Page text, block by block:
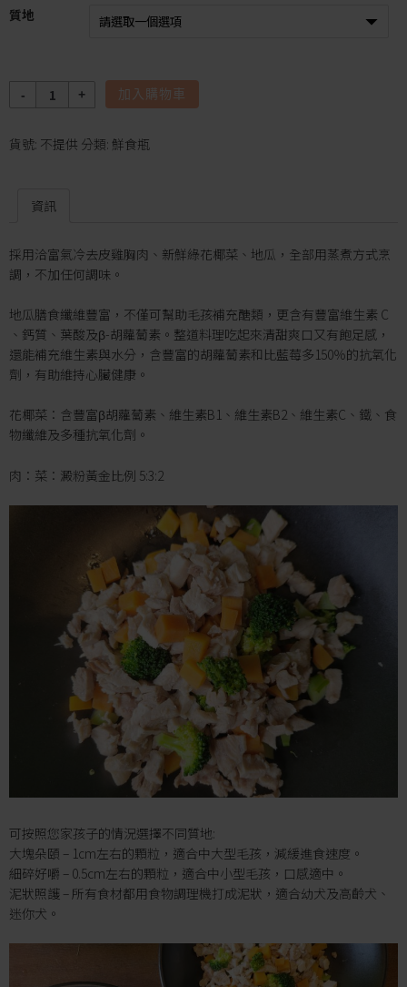
質地
加入購物車
貨號: 不提供 分類: 鮮食瓶
資訊
採用洽富氣冷去皮雞胸肉、新鮮綠花椰菜、地瓜，全部用蒸煮方式烹
調，不加任何調味。
地瓜膳食纖維豐富，不僅可幫助毛孩補充醣類，更含有豐富維生素 C
、鈣質、葉酸及β-胡蘿蔔素。整道料理吃起來清甜爽口又有飽足感，
還能補充維生素與水分，含豐富的胡蘿蔔素和比藍莓多150％的抗氧化
劑，有助維持心臟健康。
花椰菜：含豐富β胡蘿蔔素、維生素B1、維生素B2、維生素C、鐵、食
物纖維及多種抗氧化劑。
肉：菜：澱粉黃金比例 5:3:2
可按照您家孩子的情況選擇不同質地:
大塊朵頤 – 1cm左右的顆粒，適合中大型毛孩，減緩進食速度。
細碎好嚼 – 0.5cm左右的顆粒，適合中小型毛孩，口感適中。
泥狀照護 – 所有食材都用食物調理機打成泥狀，適合幼犬及高齡犬、
迷你犬。